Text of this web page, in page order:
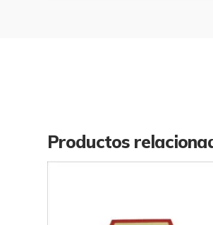
Productos